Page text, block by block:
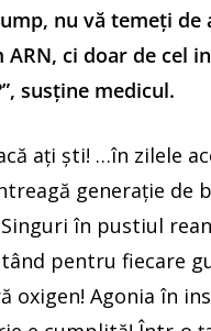
nu vă temeţi de
ARN, ci doar de cel
susţine medicul.
aţi şti! …în zilele
generaţie de
în pustiul
pentru fiecare
oxigen! Agonia în